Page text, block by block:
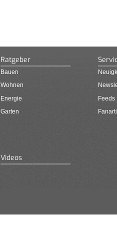
Ratgeber
Bauen
Wohnen
Energie
Garten
Feeds
Videos